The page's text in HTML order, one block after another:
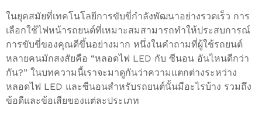
ในยุคสมัยที่เทคโนโลยีการขับขี่กำลังพัฒนาอย่างรวดเร็ว การ
เลือกใช้ไฟหน้ารถยนต์ที่เหมาะสมสามารถทำให้ประสบการณ์
การขับขี่ของคุณดีขึ้นอย่างมาก หนึ่งในคำถามที่ผู้ใช้รถยนต์
หลายคนมักสงสัยคือ “หลอดไฟ LED กับ ซีนอน อันไหนดีกว่า
กัน?” ในบทความนี้เราจะมาดูกันว่าความแตกต่างระหว่าง
หลอดไฟ LED และซีนอนสำหรับรถยนต์นั้นมีอะไรบ้าง รวมถึง
ข้อดีและข้อเสียของแต่ละประเภท